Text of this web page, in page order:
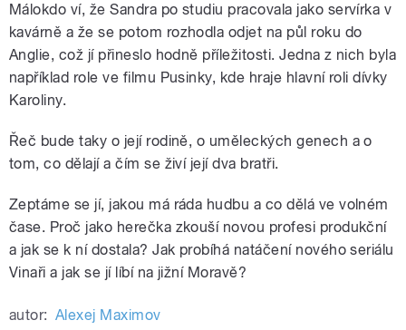
Málokdo ví, že Sandra po studiu pracovala jako servírka v
kavárně a že se potom rozhodla odjet na půl roku do
Anglie, což jí přineslo hodně příležitosti. Jedna z nich byla
například role ve filmu Pusinky, kde hraje hlavní roli dívky
Karoliny.
Řeč bude taky o její rodině, o uměleckých genech a o
tom, co dělají a čím se živí její dva bratři.
Zeptáme se jí, jakou má ráda hudbu a co dělá ve volném
čase. Proč jako herečka zkouší novou profesi produkční
a jak se k ní dostala? Jak probíhá natáčení nového seriálu
Vinaři a jak se jí líbí na jižní Moravě?
autor: Alexej Maximov